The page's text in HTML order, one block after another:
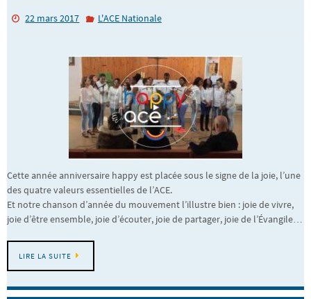
22 mars 2017 L'ACE Nationale
Cette année anniversaire happy est placée sous le signe de la joie, l’une
des quatre valeurs essentielles de l’ACE.
Et notre chanson d’année du mouvement l’illustre bien : joie de vivre,
joie d’être ensemble, joie d’écouter, joie de partager, joie de l’Évangile…
LIRE LA SUITE